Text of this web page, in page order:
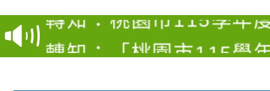
結果(第4招)
學年度第1學期第7次代
結果(第12招)
轉知：桃園市115學年
賽及師生本土語及新住
轉知：「桃園市115學